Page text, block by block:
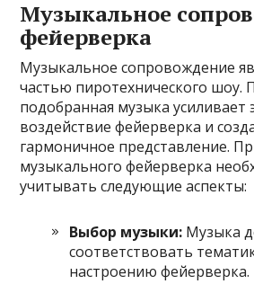
Музыкальное
фейерверка
Музыкальное сопровождение
частью пиротехнического шоу.
подобранная музыка
воздействие фейерверка и
гармоничное представление.
музыкального фейерверка
учитывать следующие аспекты:
Выбор музыки: Музыка
соответствовать
настроению фейерверка.